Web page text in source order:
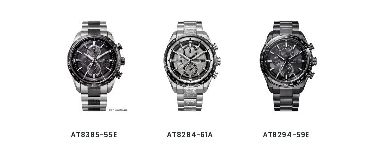
AT8385-55E AT8284-61A AT8294-59E